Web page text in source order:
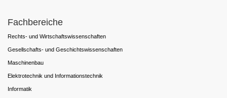
Fachbereiche
Rechts- und Wirtschaftswissenschaften
Gesellschafts- und Geschichtswissenschaften
Maschinenbau
Elektrotechnik und Informationstechnik
Informatik